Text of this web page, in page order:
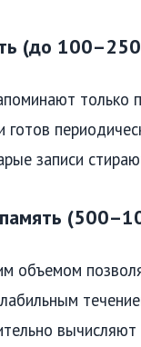
(до
только
готов
записи
объемом